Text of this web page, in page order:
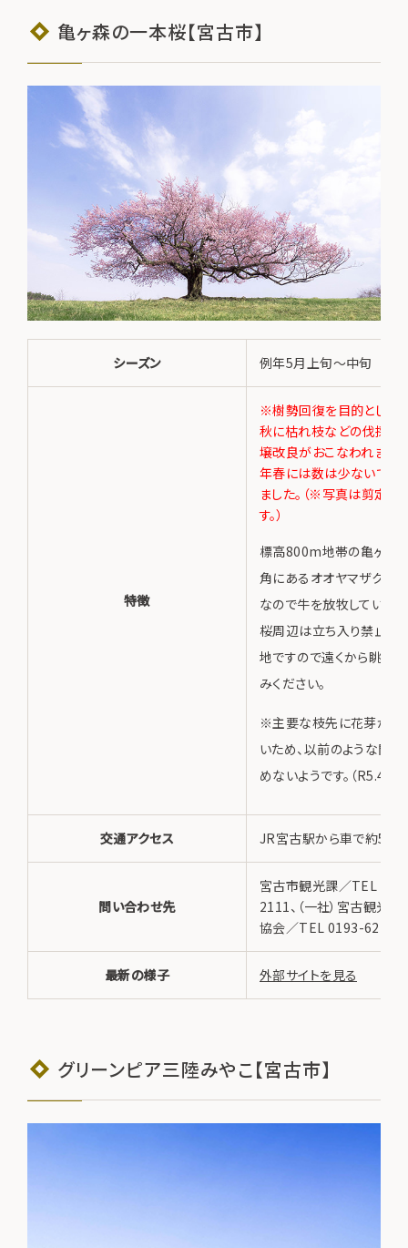
亀ヶ森の一本桜【宮古市】
シーズン 例年5月上旬～中旬
特徴
※樹勢回復を目的として
秋に枯れ枝などの伐採・
壌改良がおこなわれまし
年春には数は少ないです
ました。（※写真は剪定前
す。）
標高800m地帯の亀ヶ森
角にあるオオヤマザクラ
なので牛を放牧しています
桜周辺は立ち入り禁止で
地ですので遠くから眺め
みください。
※主要な枝先に花芽が見
いため、以前のような開
めないようです。（R5.4.28
交通アクセス JR宮古駅から車で約50分
問い合わせ先
宮古市観光課／TEL
2111、（一社）宮古観光
協会／TEL 0193-62-
最新の様子 外部サイトを見る
グリーンピア三陸みやこ【宮古市】